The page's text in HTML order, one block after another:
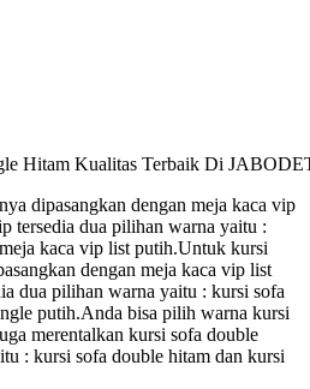
Hitam Kualitas Terbaik Di
dipasangkan dengan meja kaca vip
tersedia dua pilihan warna yaitu :
kaca vip list putih.Untuk kursi
dengan meja kaca vip list
dua pilihan warna yaitu : kursi sofa
putih.Anda bisa pilih warna kursi
merentalkan kursi sofa double
: kursi sofa double hitam dan kursi